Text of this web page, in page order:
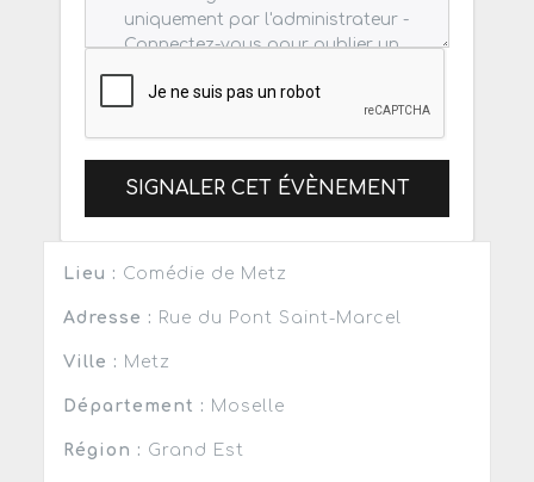
SIGNALER CET ÉVÈNEMENT
Lieu : Comédie de Metz
Adresse : Rue du Pont Saint-Marcel
Ville : Metz
Département : Moselle
Région : Grand Est